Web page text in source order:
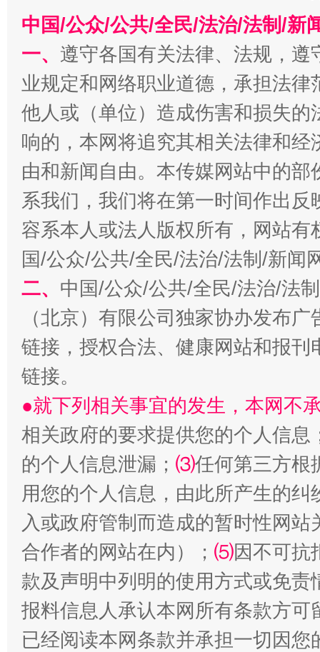
揭开“小金库”的免责幌子
受贿1.44亿！段成刚被判无期 从幼
全民健身五年计划来了！等你上场
中国/公众/公共/全民/法治/法制/新
一、 遵守各国有关法律、法规，
业规定和网络职业道德，承担法
他人或（单位）造成伤害和损失
响的，本网将追究其相关法律和
由和新闻自由。本传媒网站中的
系我们，我们将在第一时间作出
容系本人或法人版权所有，网站
国/公众/公共/全民/法治/法制/新闻
二、 中国/公众/公共/全民/法治/法
（北京）有限公司独家协办发布
链接，授权合法、健康网站和报
链接。
●就下列相关事宜的发生，本网不
相关政府的要求提供您的个人信息
的个人信息泄漏； ⑶任何第三方根
用您的个人信息，由此所产生的纠
入或政府管制而造成的暂时性网
合作者的网站在内）； ⑸因不可抗
款及声明中列明的使用方式或免责
报料信息人承认本网所有条款方
已经阅读本网条款并承担一切因